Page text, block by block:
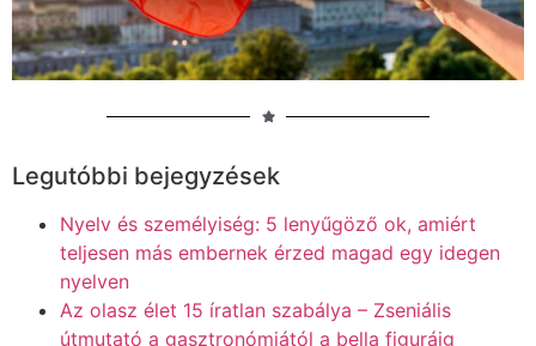
Legutóbbi bejegyzések
Nyelv és személyiség: 5 lenyűgöző ok, amiért
teljesen más embernek érzed magad egy idegen
nyelven
Az olasz élet 15 íratlan szabálya – Zseniális
útmutató a gasztronómiától a bella figuráig